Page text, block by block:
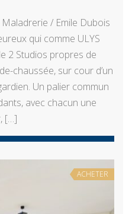
/ Emile Dubois
qui comme ULYS
2 Studios propres de
chaussée, sur cour d’un
Un palier commun
avec chacun une
[…]
ACHETER